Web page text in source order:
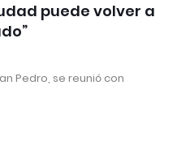
puede volver a
Pedro, se reunió con